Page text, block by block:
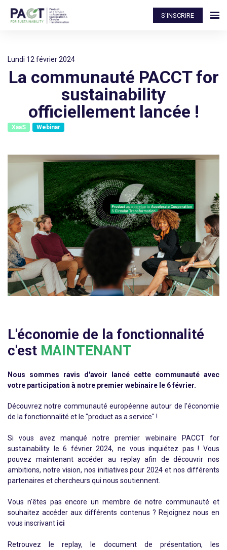
S'INSCRIRE
lundi 12 février 2024
La communauté PACCT for
sustainability
officiellement lancée !
XaaS Webinar
L'économie de la fonctionnalité
c'est MAINTENANT
Nous sommes ravis d'avoir lancé cette communauté avec
votre participation à notre premier webinaire le 6 février.
Découvrez notre communauté européenne autour de l'économie
de la fonctionnalité et le "product as a service" !
Si vous avez manqué notre premier webinaire PACCT for
sustainability le 6 février 2024, ne vous inquiétez pas ! Vous
pouvez maintenant accéder au replay afin de découvrir nos
ambitions, notre vision, nos initiatives pour 2024 et nos différents
partenaires et chercheurs qui nous soutiennent.
Vous n'êtes pas encore un membre de notre communauté et
souhaitez accéder aux différents contenus ? Rejoignez nous en
vous inscrivant ici
Retrouvez le replay, le document de présentation, les